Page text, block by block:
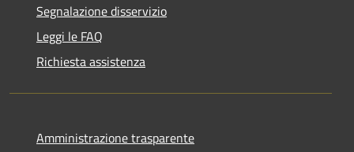
Segnalazione disservizio
Leggi le FAQ
Richiesta assistenza
Amministrazione trasparente